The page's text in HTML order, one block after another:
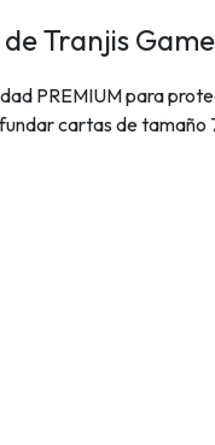
Tranjis
PREMIUM para
cartas de tamaño